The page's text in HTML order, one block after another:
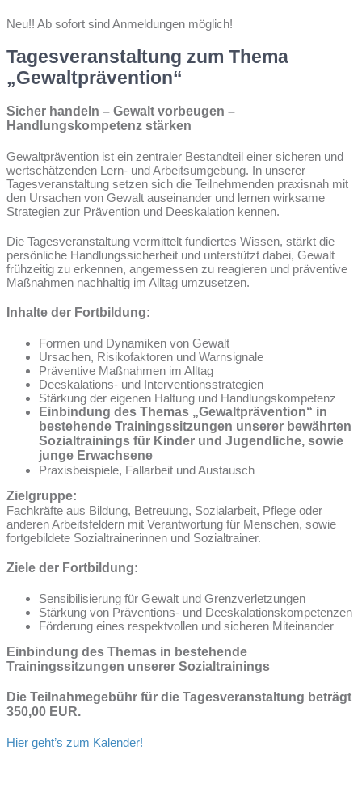
Neu!! Ab sofort sind Anmeldungen möglich!
Tagesveranstaltung zum Thema
„Gewaltprävention“
Sicher handeln – Gewalt vorbeugen –
Handlungskompetenz stärken
Gewaltprävention ist ein zentraler Bestandteil einer sicheren und
wertschätzenden Lern- und Arbeitsumgebung. In unserer
Tagesveranstaltung setzen sich die Teilnehmenden praxisnah mit
den Ursachen von Gewalt auseinander und lernen wirksame
Strategien zur Prävention und Deeskalation kennen.
Die Tagesveranstaltung vermittelt fundiertes Wissen, stärkt die
persönliche Handlungssicherheit und unterstützt dabei, Gewalt
frühzeitig zu erkennen, angemessen zu reagieren und präventive
Maßnahmen nachhaltig im Alltag umzusetzen.
Inhalte der Fortbildung:
Formen und Dynamiken von Gewalt
Ursachen, Risikofaktoren und Warnsignale
Präventive Maßnahmen im Alltag
Deeskalations- und Interventionsstrategien
Stärkung der eigenen Haltung und Handlungskompetenz
Einbindung des Themas „Gewaltprävention“ in
bestehende Trainingssitzungen unserer bewährten
Sozialtrainings für Kinder und Jugendliche, sowie
junge Erwachsene
Praxisbeispiele, Fallarbeit und Austausch
Zielgruppe:
Fachkräfte aus Bildung, Betreuung, Sozialarbeit, Pflege oder
anderen Arbeitsfeldern mit Verantwortung für Menschen, sowie
fortgebildete Sozialtrainerinnen und Sozialtrainer.
Ziele der Fortbildung:
Sensibilisierung für Gewalt und Grenzverletzungen
Stärkung von Präventions- und Deeskalationskompetenzen
Förderung eines respektvollen und sicheren Miteinander
Einbindung des Themas in bestehende
Trainingssitzungen unserer Sozialtrainings
Die Teilnahmegebühr für die Tagesveranstaltung beträgt
350,00 EUR.
Hier geht’s zum Kalender!